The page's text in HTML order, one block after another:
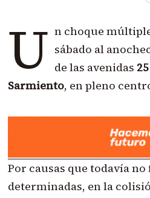
U n choque
sábado al
de las avenidas
Sarmiento, en pleno
Por causas que todavía
determinadas, en la